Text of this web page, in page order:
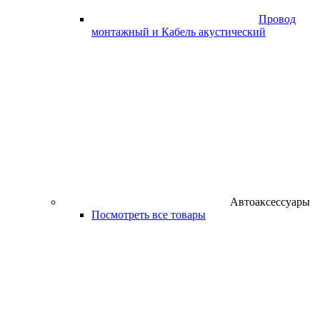
Провод
монтажный и Кабель акустический
Автоаксессуары
Посмотреть все товары